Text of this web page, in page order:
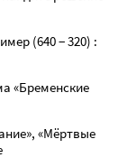
(640 − 320) :
«Бременские
«Мёртвые